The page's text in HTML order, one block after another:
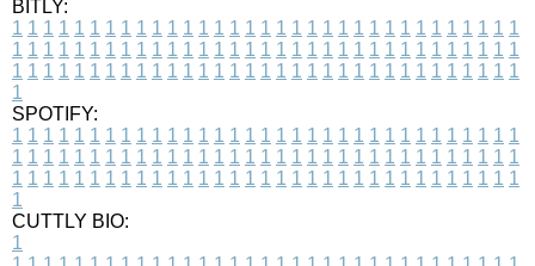
BITLY:
1 1 1 1 1 1 1 1 1 1 1 1 1 1 1 1 1 1 1 1 1 1 1 1 1 1 1 1 1 1 1 1 1
1 1 1 1 1 1 1 1 1 1 1 1 1 1 1 1 1 1 1 1 1 1 1 1 1 1 1 1 1 1 1 1 1
1 1 1 1 1 1 1 1 1 1 1 1 1 1 1 1 1 1 1 1 1 1 1 1 1 1 1 1 1 1 1 1 1
1
SPOTIFY:
1 1 1 1 1 1 1 1 1 1 1 1 1 1 1 1 1 1 1 1 1 1 1 1 1 1 1 1 1 1 1 1 1
1 1 1 1 1 1 1 1 1 1 1 1 1 1 1 1 1 1 1 1 1 1 1 1 1 1 1 1 1 1 1 1 1
1 1 1 1 1 1 1 1 1 1 1 1 1 1 1 1 1 1 1 1 1 1 1 1 1 1 1 1 1 1 1 1 1
1
CUTTLY BIO:
1